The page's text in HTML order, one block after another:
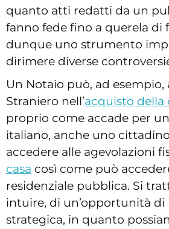
quanto atti redatti da un
fanno fede fino a querela di
dunque uno strumento
dirimere diverse
Un Notaio può, ad
Straniero nell’acquisto della
proprio come accade per
italiano, anche uno
accedere alle agevolazioni
casa così come può
residenziale pubblica. Si
intuire, di un’opportunità
strategica, in quanto